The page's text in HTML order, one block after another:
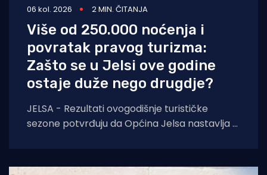
06 kol. 2026 2 MIN. ČITANJA
Više od 250.000 noćenja i
povratak pravog turizma:
Zašto se u Jelsi ove godine
ostaje duže nego drugdje?
JELSA - Rezultati ovogodišnje turističke
sezone potvrđuju da Općina Jelsa nastavlja u